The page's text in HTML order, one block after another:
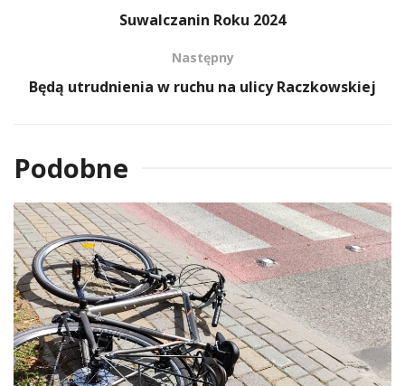
Suwalczanin Roku 2024
Następny
Będą utrudnienia w ruchu na ulicy Raczkowskiej
Podobne